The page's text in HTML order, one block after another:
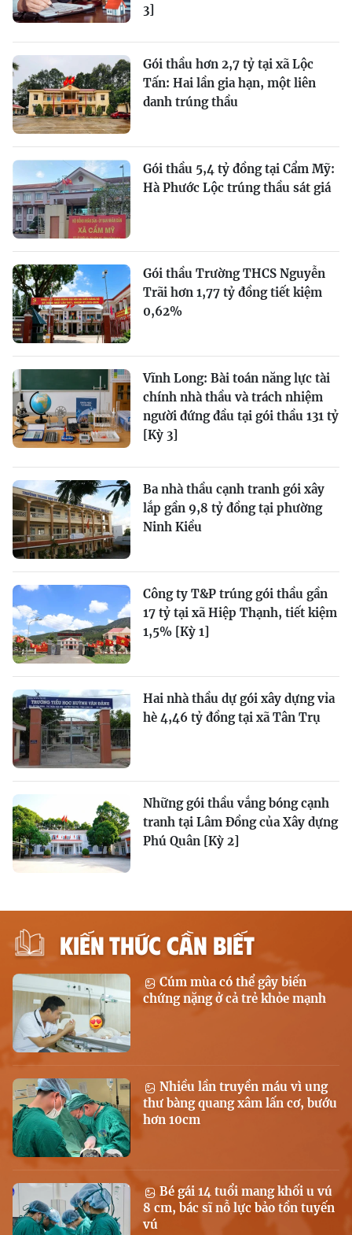
3]
Gói thầu hơn 2,7 tỷ tại xã Lộc
Tấn: Hai lần gia hạn, một liên
danh trúng thầu
Gói thầu 5,4 tỷ đồng tại Cẩm Mỹ:
Hà Phước Lộc trúng thầu sát giá
Gói thầu Trường THCS Nguyễn
Trãi hơn 1,77 tỷ đồng tiết kiệm
0,62%
Vĩnh Long: Bài toán năng lực tài
chính nhà thầu và trách nhiệm
người đứng đầu tại gói thầu 131 tỷ
[Kỳ 3]
Ba nhà thầu cạnh tranh gói xây
lắp gần 9,8 tỷ đồng tại phường
Ninh Kiều
Công ty T&P trúng gói thầu gần
17 tỷ tại xã Hiệp Thạnh, tiết kiệm
1,5% [Kỳ 1]
Hai nhà thầu dự gói xây dựng vỉa
hè 4,46 tỷ đồng tại xã Tân Trụ
Những gói thầu vắng bóng cạnh
tranh tại Lâm Đồng của Xây dựng
Phú Quân [Kỳ 2]
KIẾN THỨC CẦN BIẾT
Cúm mùa có thể gây biến
chứng nặng ở cả trẻ khỏe mạnh
Nhiều lần truyền máu vì ung
thư bàng quang xâm lấn cơ, bướu
hơn 10cm
Bé gái 14 tuổi mang khối u vú
8 cm, bác sĩ nỗ lực bảo tồn tuyến
vú